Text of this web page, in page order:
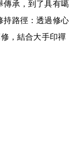
傳承，到了具有噶
持路徑：透過修心
，結合大手印禪